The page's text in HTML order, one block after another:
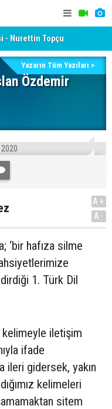
- Nurettin Topçu
Özdemir
Yazarın Tüm Yazıları >
A+
A-
‘bir hafıza silme
1. Türk Dil
kelimeyle iletişim
ifade
ileri gidersek, yakın
kelimeleri
sitem